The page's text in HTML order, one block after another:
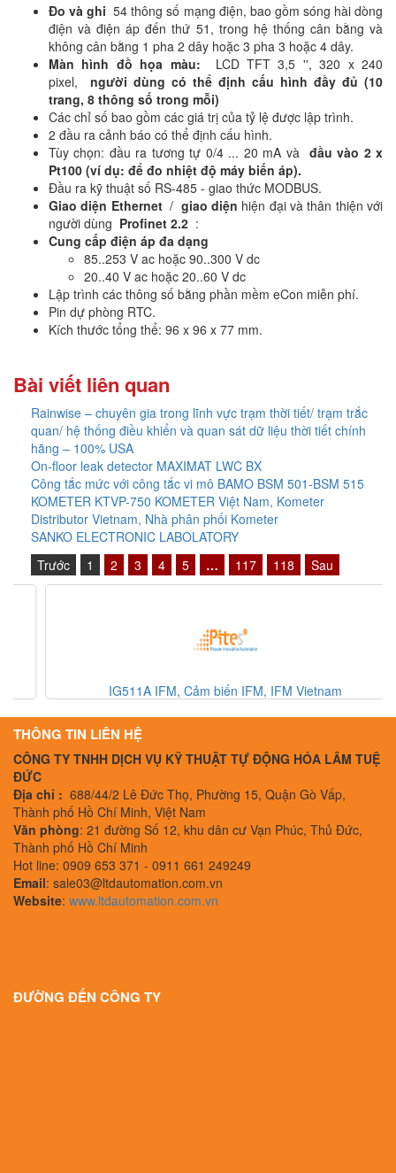
Đo và ghi 54 thông số mạng điện, bao gồm sóng hài dòng
điện và điện áp đến thứ 51, trong hệ thống cân bằng và
không cân bằng 1 pha 2 dây hoặc 3 pha 3 hoặc 4 dây.
Màn hình đồ họa màu: LCD TFT 3,5 '', 320 x 240
pixel, người dùng có thể định cấu hình đầy đủ (10
trang, 8 thông số trong mỗi)
Các chỉ số bao gồm các giá trị của tỷ lệ được lập trình.
2 đầu ra cảnh báo có thể định cấu hình.
Tùy chọn: đầu ra tương tự 0/4 ... 20 mA và đầu vào 2 x
Pt100 (ví dụ: để đo nhiệt độ máy biến áp).
Đầu ra kỹ thuật số RS-485 - giao thức MODBUS.
Giao diện Ethernet/ giao diện hiện đại và thân thiện với
người dùng Profinet 2.2 :
Cung cấp điện áp đa dạng
85..253 V ac hoặc 90..300 V dc
20..40 V ac hoặc 20..60 V dc
Lập trình các thông số bằng phần mềm eCon miễn phí.
Pin dự phòng RTC.
Kích thước tổng thể: 96 x 96 x 77 mm.
Bài viết liên quan
Rainwise – chuyên gia trong lĩnh vực trạm thời tiết/ trạm trắc
quan/ hệ thống điều khiển và quan sát dữ liệu thời tiết chính
hãng – 100% USA
On-floor leak detector MAXIMAT LWC BX
Công tắc mức với công tắc vi mô BAMO BSM 501-BSM 515
KOMETER KTVP-750 KOMETER Việt Nam, Kometer
Distributor Vietnam, Nhà phân phối Kometer
SANKO ELECTRONIC LABOLATORY
Trước
1 2 3 4 5 … 117 118 Sau
IG511A IFM, Cảm biến IFM, IFM Vietnam
THÔNG TIN LIÊN HỆ
CÔNG TY TNHH DỊCH VỤ KỸ THUẬT TỰ ĐỘNG HÓA LÂM TUỆ
ĐỨC
Địa chỉ : 688/44/2 Lê Đức Thọ, Phường 15, Quận Gò Vấp,
Thành phố Hồ Chí Minh, Việt Nam
Văn phòng: 21 đường Số 12, khu dân cư Vạn Phúc, Thủ Đức,
Thành phố Hồ Chí Minh
Hot line: 0909 653 371 - 0911 661 249249
Email: sale03@ltdautomation.com.vn
Website: www.ltdautomation.com.vn
ĐƯỜNG ĐẾN CÔNG TY